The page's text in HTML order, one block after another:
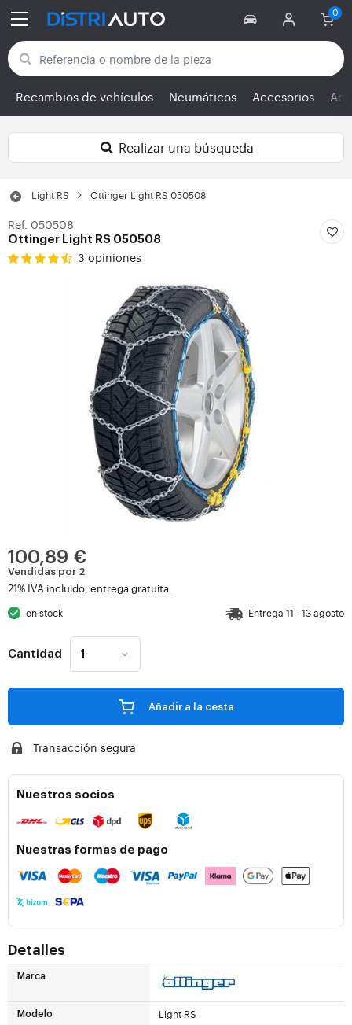
Volver a las categorías
Recambios de vehículos Neumáticos Accesorios
Realizar una búsqueda
Light RS Ottinger Light RS 050508
Ref. 050508
Ottinger Light RS 050508
3 opiniones
100,89 €
Vendidas por 2
21% IVA incluido, entrega gratuita.
en stock Entrega 11 - 13 agosto
Cantidad
Añadir a la cesta
Transacción segura
Nuestros socios
Nuestras formas de pago
Detalles
Marca
Modelo Light RS